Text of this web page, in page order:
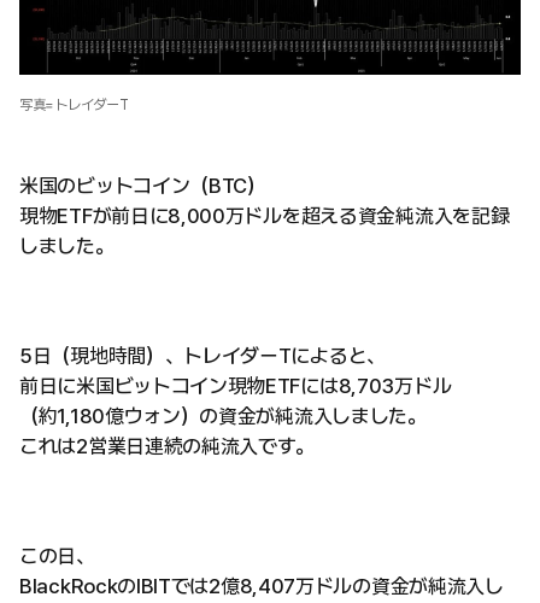
写真=トレイダーT
米国のビットコイン（BTC）
現物ETFが前日に8,000万ドルを超える資金純流入を記録
しました。
5日（現地時間）、トレイダーTによると、
前日に米国ビットコイン現物ETFには8,703万ドル
（約1,180億ウォン）の資金が純流入しました。
これは2営業日連続の純流入です。
この日、
BlackRockのIBITでは2億8,407万ドルの資金が純流入し